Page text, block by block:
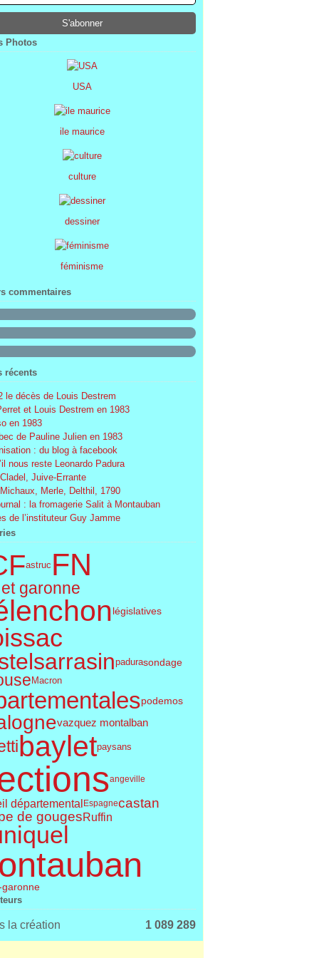
(68)
(7)
(2)
Photos
USA
ile maurice
culture
dessiner
féminisme
commentaires
récents
le décès de Louis Destrem
et Louis Destrem en 1983
en 1983
de Pauline Julien en 1983
: du blog à facebook
nous reste Leonardo Padura
Juive-Errante
Merle, Delthil, 1790
: la fromagerie Salit à Montauban
de l’instituteur Guy Jamme
astruc FN
garonne
législatives
padurasondage
Macron
podemos
vazquez montalban
bayletpaysans
angeville
départemental Espagnecastan
de gougesRuffin
la création 1 089 289